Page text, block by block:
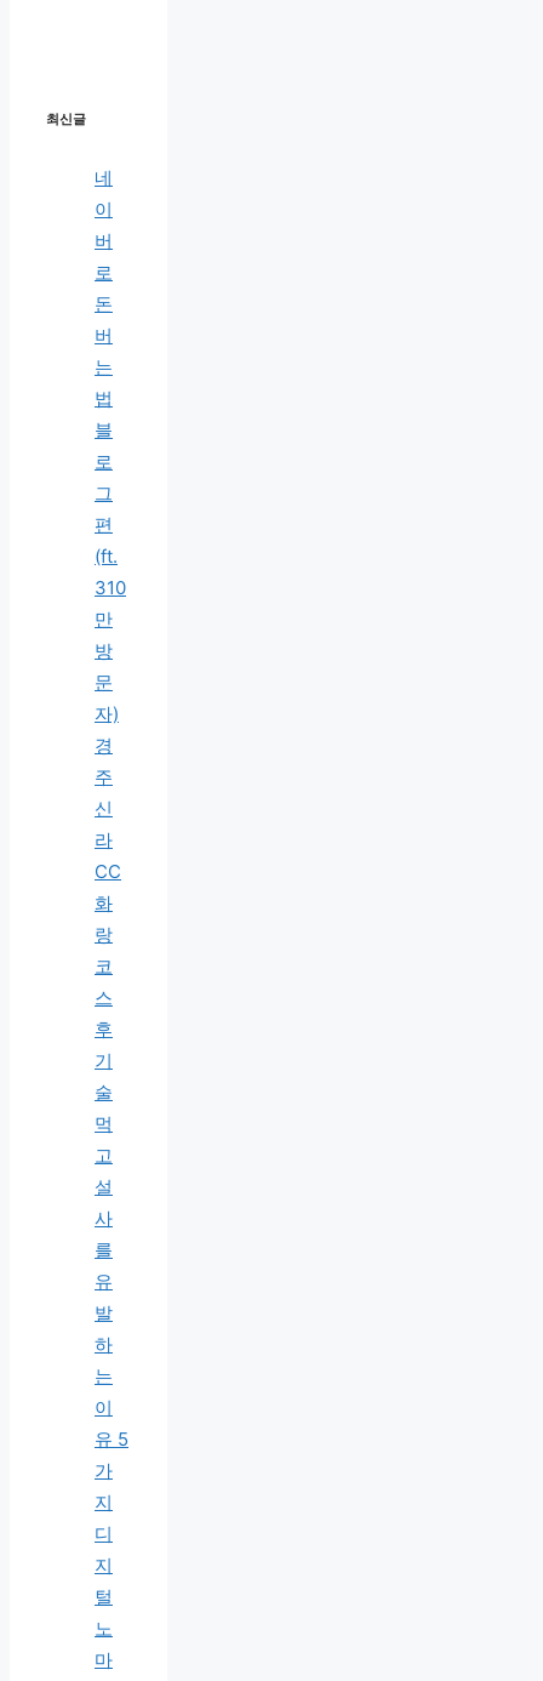
최신글
네
이
버
로
돈
버
는
법
블
로
그
편
(ft.
310
만
방
문
자)
경
주
신
라
CC
화
랑
코
스
후
기
술
먹
고
설
사
를
유
발
하
는
이
유 5
가
지
디
지
털
노
마